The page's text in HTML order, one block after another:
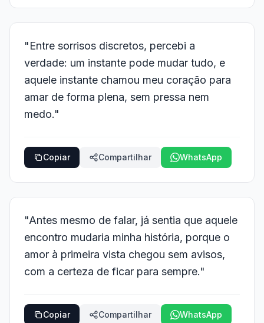
"Entre sorrisos discretos, percebi a
verdade: um instante pode mudar tudo, e
aquele instante chamou meu coração para
amar de forma plena, sem pressa nem
medo."
Copiar Compartilhar WhatsApp
"Antes mesmo de falar, já sentia que aquele
encontro mudaria minha história, porque o
amor à primeira vista chegou sem avisos,
com a certeza de ficar para sempre."
Copiar Compartilhar WhatsApp